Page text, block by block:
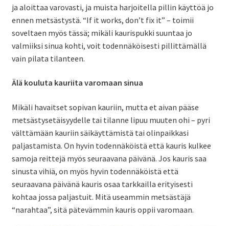
ja aloittaa varovasti, ja muista harjoitella pillin käyttöä jo
ennen metsästystä. “If it works, don’t fix it” – toimii
soveltaen myös tässä; mikäli kaurispukki suuntaa jo
valmiiksi sinua kohti, voit todennäköisesti pillittämällä
vain pilata tilanteen.
Älä kouluta kauriita varomaan sinua
Mikäli havaitset sopivan kauriin, mutta et aivan pääse
metsästysetäisyydelle tai tilanne lipuu muuten ohi – pyri
välttämään kauriin säikäyttämistä tai olinpaikkasi
paljastamista. On hyvin todennäköistä että kauris kulkee
samoja reittejä myös seuraavana päivänä. Jos kauris saa
sinusta vihiä, on myös hyvin todennäköistä että
seuraavana päivänä kauris osaa tarkkailla erityisesti
kohtaa jossa paljastuit. Mitä useammin metsästäjä
“narahtaa”, sitä pätevämmin kauris oppii varomaan.